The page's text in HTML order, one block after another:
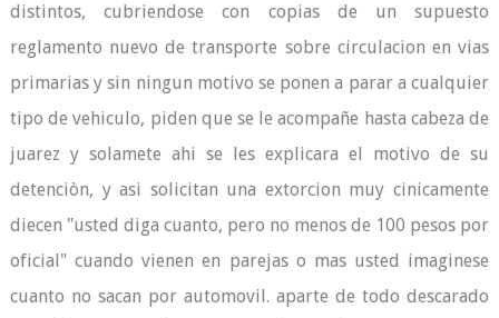
distintos, cubriendose con copias de un supuesto
reglamento nuevo de transporte sobre circulacion en vias
primarias y sin ningun motivo se ponen a parar a cualquier
tipo de vehiculo, piden que se le acompañe hasta cabeza de
juarez y solamete ahi se les explicara el motivo de su
detenciòn, y asi solicitan una extorcion muy cinicamente
diecen "usted diga cuanto, pero no menos de 100 pesos por
oficial" cuando vienen en parejas o mas usted imaginese
cuanto no sacan por automovil. aparte de todo descarado